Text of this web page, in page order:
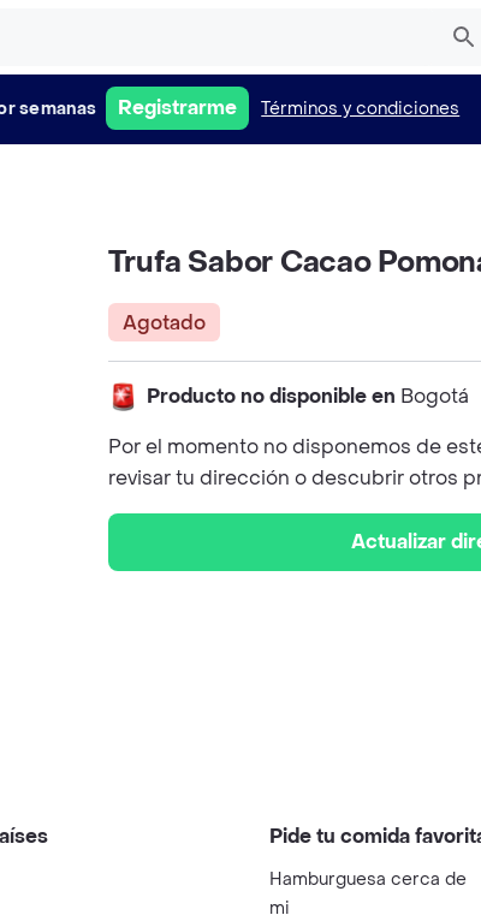
semanas Registrarme Términos y condiciones
Trufa Sabor Cacao
Agotado
Producto no disponible en Bogotá
Por el momento no disponemos de
revisar tu dirección o descubrir otros
Actualizar
Pide tu comida
Hamburguesa cerca de
mi